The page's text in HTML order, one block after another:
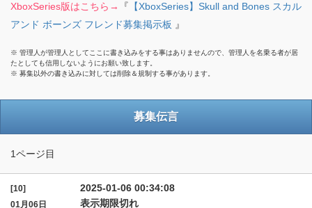
XboxSeries版はこちら→
『 【XboxSeries】Skull and Bones スカル
アンド ボーンズ フレンド募集掲示板 』
※ 管理人が管理人としてここに書き込みをする事はありませんので、管理人を名乗る者が居
たとしても信用しないようにお願い致します。
※ 募集以外の書き込みに対しては削除＆規制する事があります。
募集伝言
1ページ目
[10]
01月06日
2025-01-06 00:34:08
表示期限切れ